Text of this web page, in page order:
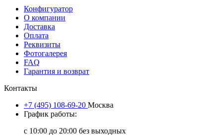
Конфигуратор
О компании
Доставка
Оплата
Реквизиты
Фотогалерея
FAQ
Гарантия и возврат
Контакты
+7 (495) 108-69-20 Москва
График работы:
с 10:00 до 20:00 без выходных